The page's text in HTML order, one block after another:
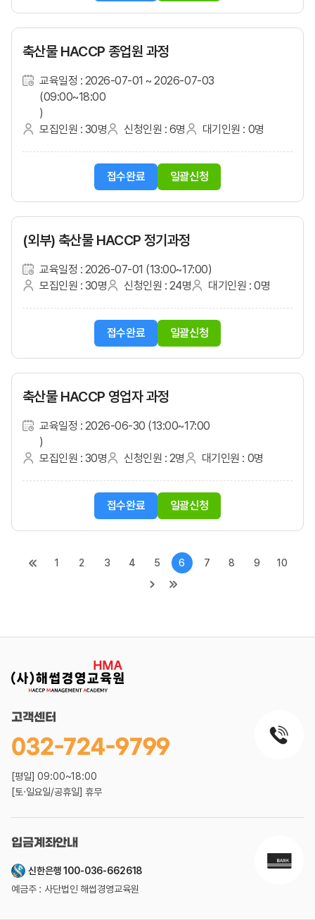
축산물 HACCP 종업원 과정
교육일정 : 2026-07-01 ~ 2026-07-03
(09:00~18:00
)
모집인원 : 30명
신청인원 : 6명 대기인원 : 0명
접수완료 일괄신청
(외부) 축산물 HACCP 정기과정
교육일정 : 2026-07-01 (13:00~17:00)
모집인원 : 30명
신청인원 : 24명 대기인원 : 0명
접수완료 일괄신청
축산물 HACCP 영업자 과정
교육일정 : 2026-06-30 (13:00~17:00
)
모집인원 : 30명
신청인원 : 2명 대기인원 : 0명
접수완료 일괄신청
1 2 3 4 5 6 7 8 9 10
고객센터
032-724-9799
[평일] 09:00~18:00
[토·일요일/공휴일] 휴무
입금계좌안내
신한은행 100-036-662618
예금주 : 사단법인 해썹경영교육원